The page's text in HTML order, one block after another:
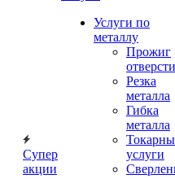
Супер
акции
Услуги по
металлу
Прожиг
Резка
металла
Гибка
металла
услуги